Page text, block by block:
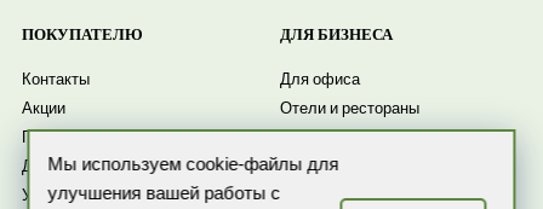
ПОКУПАТЕЛЮ
Контакты
Акции
Гарантия и обмен
Доставка и оплата
Услуги озеленения
ДЛЯ БИЗНЕСА
Для офиса
Отели и рестораны
Дизайнерам
Озеленение офиса
Уход за растениями
Мы используем cookie-файлы для
улучшения вашей работы с